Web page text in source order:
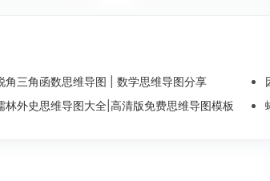
角三角函数思维导图 | 数学思维导图分享
林外史思维导图大全|高清版免费思维导图模板